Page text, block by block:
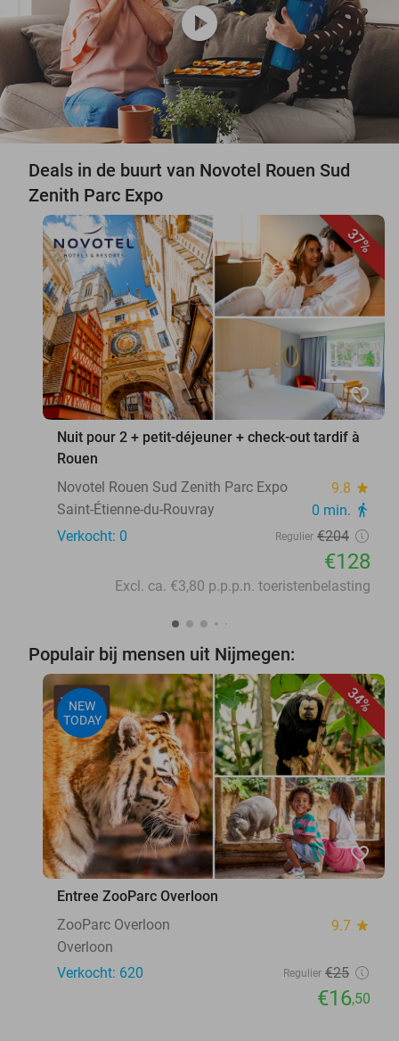
play_circle
Deals in de buurt van Novotel Rouen Sud
Zenith Parc Expo
37%
favorite_border
Nuit pour 2 + petit-déjeuner + check-out tardif à
Rouen
Novotel Rouen Sud Zenith Parc Expo
9.8 star
Saint-Étienne-du-Rouvray 0 min. directions_walk
Verkocht: 0 Regulier €204
€128
Excl. ca. €3,80 p.p.p.n. toeristenbelasting
Populair bij mensen uit Nijmegen:
34%
NEW
TODAY
favorite_border
Entree ZooParc Overloon
ZooParc Overloon
9.7 star
Overloon
Verkocht: 620
Regulier €25
€16,50